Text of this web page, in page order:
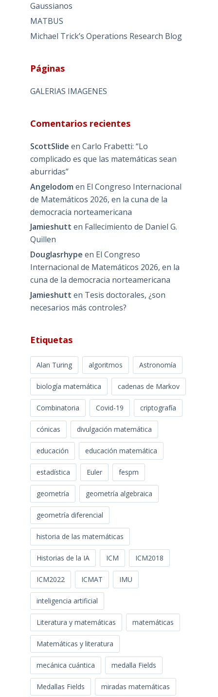
Gaussianos
MATBUS
Michael Trick’s Operations Research Blog
Páginas
GALERIAS IMAGENES
Comentarios recientes
ScottSlide en Carlo Frabetti: “Lo
complicado es que las matemáticas sean
aburridas”
Angelodom en El Congreso Internacional
de Matemáticos 2026, en la cuna de la
democracia norteamericana
Jamieshutt en Fallecimiento de Daniel G.
Quillen
Douglasrhype en El Congreso
Internacional de Matemáticos 2026, en la
cuna de la democracia norteamericana
Jamieshutt en Tesis doctorales, ¿son
necesarios más controles?
Etiquetas
Alan Turing algoritmos Astronomía
biología matemática cadenas de Markov
Combinatoria Covid-19 criptografía
cónicas divulgación matemática
educación educación matemática
estadística Euler fespm
geometría geometría algebraica
geometría diferencial
historia de las matemáticas
Historias de la IA ICM ICM2018
ICM2022 ICMAT IMU
inteligencia artificial
Literatura y matemáticas matemáticas
Matemáticas y literatura
mecánica cuántica medalla Fields
Medallas Fields miradas matemáticas